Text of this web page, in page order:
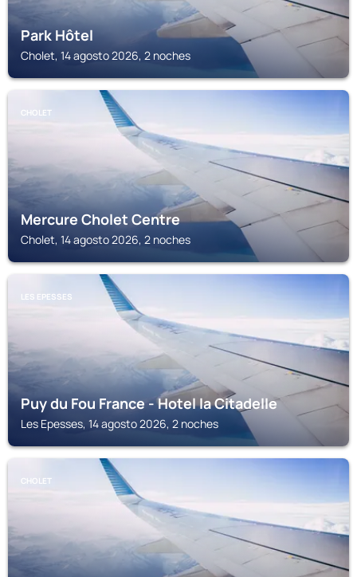
Park Hôtel
Cholet, 14 agosto 2026, 2 noches
CHOLET
Mercure Cholet Centre
Cholet, 14 agosto 2026, 2 noches
LES EPESSES
Puy du Fou France - Hotel la Citadelle
Les Epesses, 14 agosto 2026, 2 noches
CHOLET